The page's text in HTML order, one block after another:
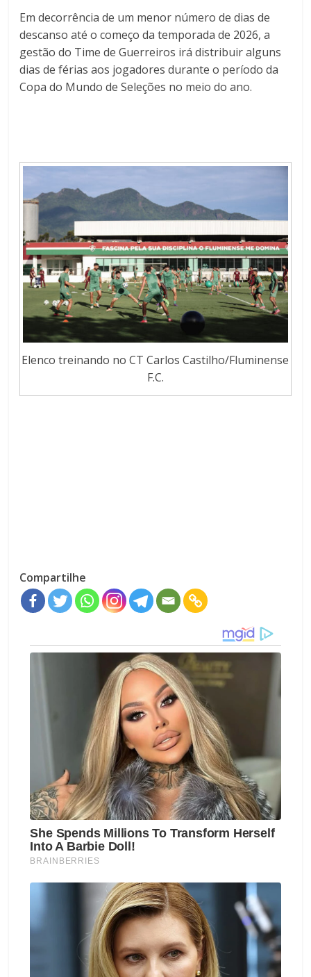
Em decorrência de um menor número de dias de
descanso até o começo da temporada de 2026, a
gestão do Time de Guerreiros irá distribuir alguns
dias de férias aos jogadores durante o período da
Copa do Mundo de Seleções no meio do ano.
Elenco treinando no CT Carlos Castilho/Fluminense
F.C.
Compartilhe